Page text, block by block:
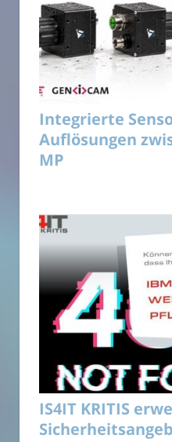
Integrierte
Auflösungen
MP
IS4IT KRITIS